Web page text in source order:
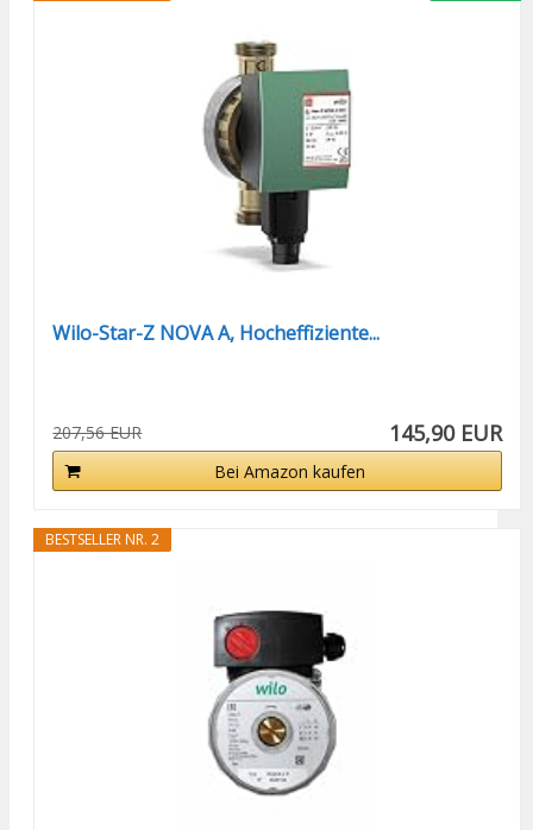
Wilo-Star-Z NOVA A, Hocheffiziente...
207,56 EUR 145,90 EUR
Bei Amazon kaufen
BESTSELLER NR. 2